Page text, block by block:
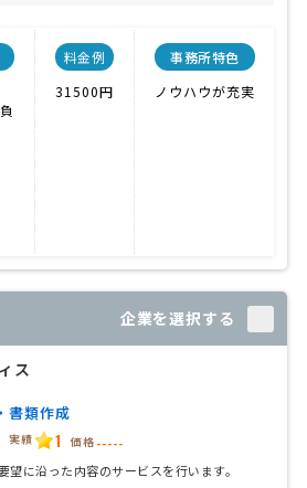
料金例
31500円
事務所特色
ノウハウが充実
企業を選択する
ス
書類作成
実績 1 価格 -----
望に沿った内容のサービスを行います。